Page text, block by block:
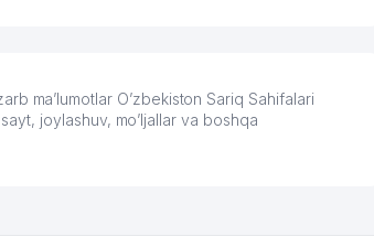
ma’lumotlar O’zbekiston Sariq Sahifalari
joylashuv, mo’ljallar va boshqa